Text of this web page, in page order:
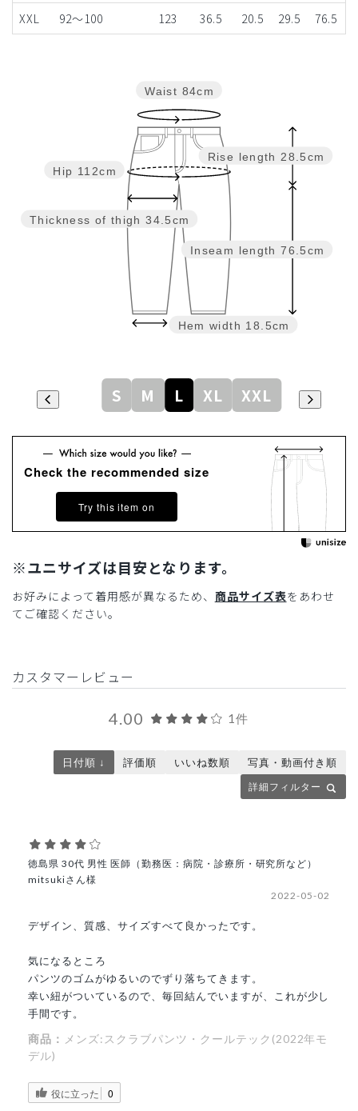
XXL
92～100 123 36.5 20.5 29.5 76.5
Inseam length 76.5cm
Rise length 28.5cm
Hem width 18.5cm
Thickness of thigh 34.5cm
Hip 112cm
Waist 84cm
S M L XL XXL
Check the recommended size
Try this item on
※ユニサイズは目安となります。
お好みによって着用感が異なるため、 商品サイズ表をあわせ
てご確認ください。
カスタマーレビュー
4.00 1件
詳細フィルター
日付順 ↓ 評価順 いいね数順 写真・動画付き順
徳島県 30代 男性 医師（勤務医：病院・診療所・研究所など）
mitsukiさん様
2022-05-02
デザイン、質感、サイズすべて良かったです。
気になるところ
パンツのゴムがゆるいのでずり落ちてきます。
幸い紐がついているので、毎回結んでいますが、これが少し
手間です。
商品： メンズ:スクラブパンツ・クールテック(2022年モ
デル)
役に立った 0